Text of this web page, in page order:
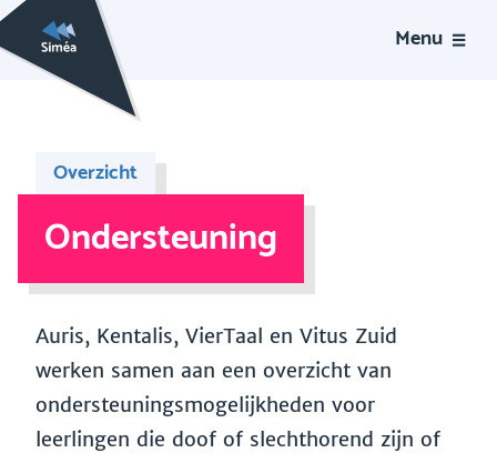
Menu
Overzicht
Ondersteuning
Auris, Kentalis, VierTaal en Vitus Zuid
werken samen aan een overzicht van
ondersteuningsmogelijkheden voor
leerlingen die doof of slechthorend zijn of